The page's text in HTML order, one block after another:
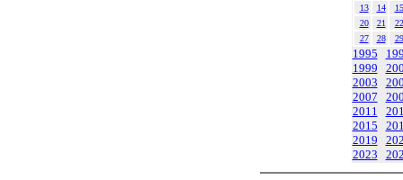
13
14
15
20
21
22
27
28 29
1995
1999
2003
2007
2011
2015
2019
2023